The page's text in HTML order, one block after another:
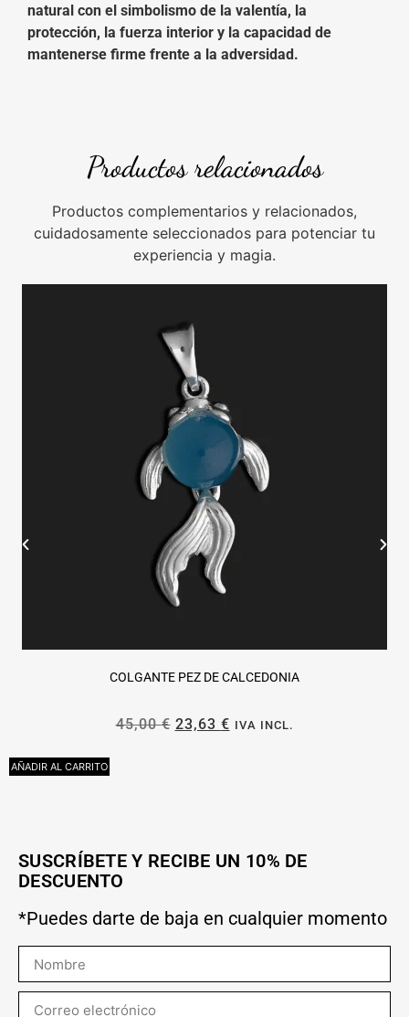
natural con el simbolismo de la valentía, la
protección, la fuerza interior y la capacidad de
mantenerse firme frente a la adversidad.
Productos relacionados
Productos complementarios y relacionados,
cuidadosamente seleccionados para potenciar tu
experiencia y magia.
COLGANTE PEZ DE CALCEDONIA
45,00€ 23,63 € IVA INCL.
AÑADIR AL CARRITO
SUSCRÍBETE Y RECIBE UN 10% DE
DESCUENTO
*Puedes darte de baja en cualquier momento